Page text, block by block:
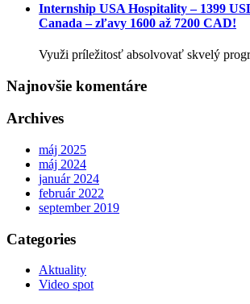
Internship USA Hospitality – 1399
Canada – zľavy 1600 až 7200 CAD!
Využi príležitosť absolvovať skvelý
Najnovšie komentáre
Archives
máj 2025
máj 2024
január 2024
február 2022
september 2019
Categories
Aktuality
Video spot